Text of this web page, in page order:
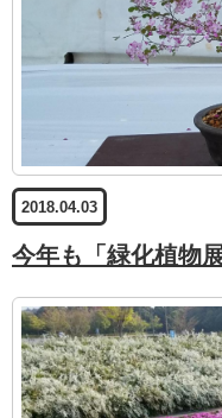
2018.04.03
今年も「緑化植物